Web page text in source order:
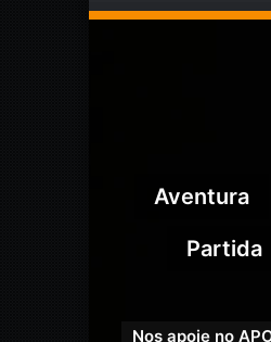
Aventura
Partida
Nos apoie no